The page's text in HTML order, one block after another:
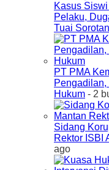
Kasus
Pelaku,
Tuai Sorotan
PT PMA
Hukum - 2
Sidang
Rektor ISBI
ago